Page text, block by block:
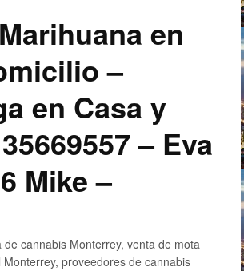
en
–
en Casa y
– Eva
Mike –
cannabis Monterrey, venta de mota
proveedores de cannabis